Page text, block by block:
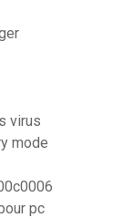
virus
mode
pc